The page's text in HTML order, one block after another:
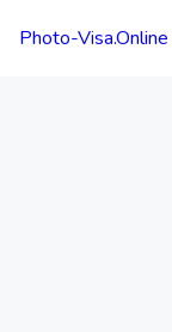
Photo-Visa.Online